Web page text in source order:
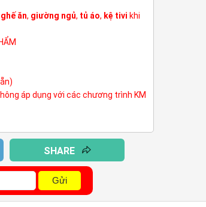
ghế ăn, giường ngủ, tủ áo, kệ tivi khi
áp dụng với các chương trình KM
SHARE
Gửi